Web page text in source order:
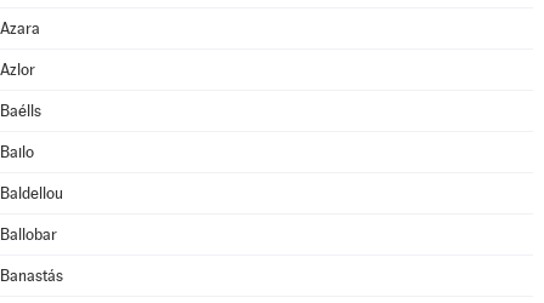
Azara
Azlor
Baélls
Bailo
Baldellou
Ballobar
Banastás